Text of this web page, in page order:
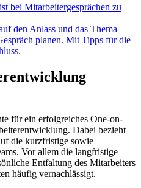
bei Mitarbeitergesprächen zu
den Anlass und das Thema
planen. Mit Tipps für die
für ein erfolgreiches One-on-
Dabei bezieht
die kurzfristige sowie
Vor allem die langfristige
Entfaltung des Mitarbeiters
häufig vernachlässigt.